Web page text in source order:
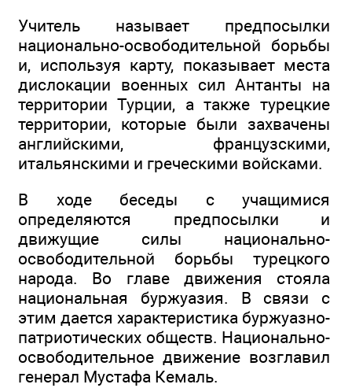
Учитель называет предпосылки
национально-освободительной борьбы
и, используя карту, показывает места
дислокации военных сил Антанты на
территории Турции, а также турецкие
территории, которые были захвачены
английскими, французскими,
итальянскими и греческими войсками.
В ходе беседы с учащимися
определяются предпосылки и
движущие силы национально-
освободительной борьбы турецкого
народа. Во главе движения стояла
национальная буржуазия. В связи с
этим дается характеристика буржуазно-
патриотических обществ. Национально-
освободительное движение возглавил
генерал Мустафа Кемаль.